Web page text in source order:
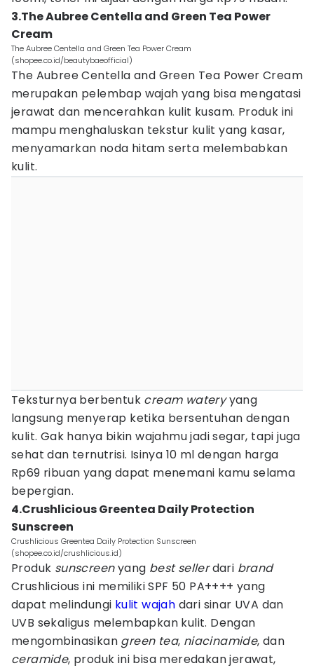
3.The Aubree Centella and Green Tea Power
Cream
The Aubree Centella and Green Tea Power Cream
(shopee.co.id/beautybaeofficial)
The Aubree Centella and Green Tea Power Cream
merupakan pelembap wajah yang bisa mengatasi
jerawat dan mencerahkan kulit kusam. Produk ini
mampu menghaluskan tekstur kulit yang kasar,
menyamarkan noda hitam serta melembabkan
kulit.
Teksturnya berbentuk cream wateryyang
langsung menyerap ketika bersentuhan dengan
kulit. Gak hanya bikin wajahmu jadi segar, tapi juga
sehat dan ternutrisi. Isinya 10 ml dengan harga
Rp69 ribuan yang dapat menemani kamu selama
bepergian.
4.Crushlicious Greentea Daily Protection
Sunscreen
Crushlicious Greentea Daily Protection Sunscreen
(shopee.co.id/crushlicious.id)
Produk sunscreenyang best sellerdari brand
Crushlicious ini memiliki SPF 50 PA++++ yang
dapat melindungi kulit wajah dari sinar UVA dan
UVB sekaligus melembapkan kulit. Dengan
mengombinasikan green tea, niacinamide, dan
ceramide, produk ini bisa meredakan jerawat,